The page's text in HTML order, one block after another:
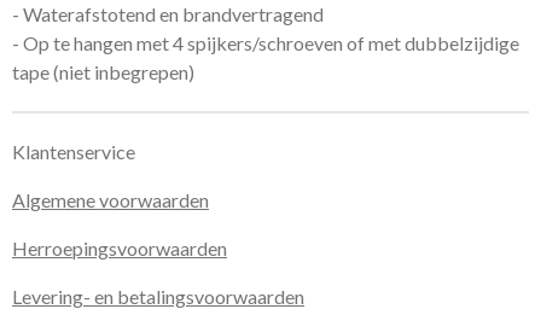
- Waterafstotend en brandvertragend
- Op te hangen met 4 spijkers/schroeven of met dubbelzijdige
tape (niet inbegrepen)
Klantenservice
Algemene voorwaarden
Herroepingsvoorwaarden
Levering- en betalingsvoorwaarden